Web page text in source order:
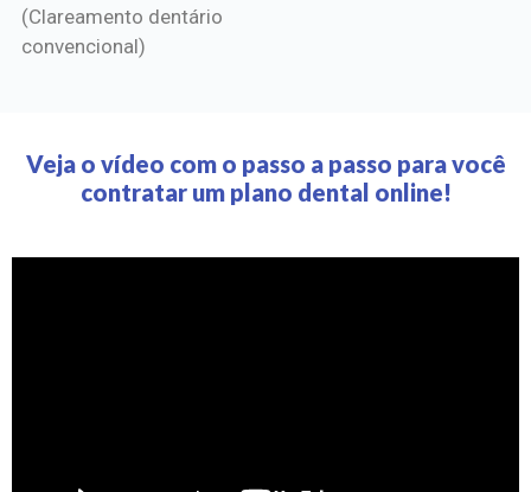
(Clareamento dentário
convencional)
Veja o vídeo com o passo a passo para você
contratar um plano dental online!